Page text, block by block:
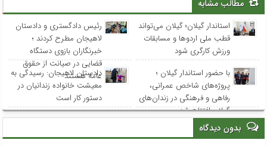
مطالب مشابه
استاندار گیلان؛ گیلان می‌تواند
قطب ملی اردوها و مسابقات
ورزش کارگری شود
رئیس دادگستری و دادستان
لاهیجان مطرح کردند ؛
خبرنگاران بازوی دستگاه
قضایی در صیانت از حقوق
عامه هستند
با حضور استاندار گیلان ؛
پروژه‌های شاخص عمرانی،
رفاهی و فرهنگی در زندان‌های
گیلان افتتاح شد
دادستان لاهیجان: رسیدگی به
معیشت خانواده زندانیان در
دستور کار است
بدون دیدگاه